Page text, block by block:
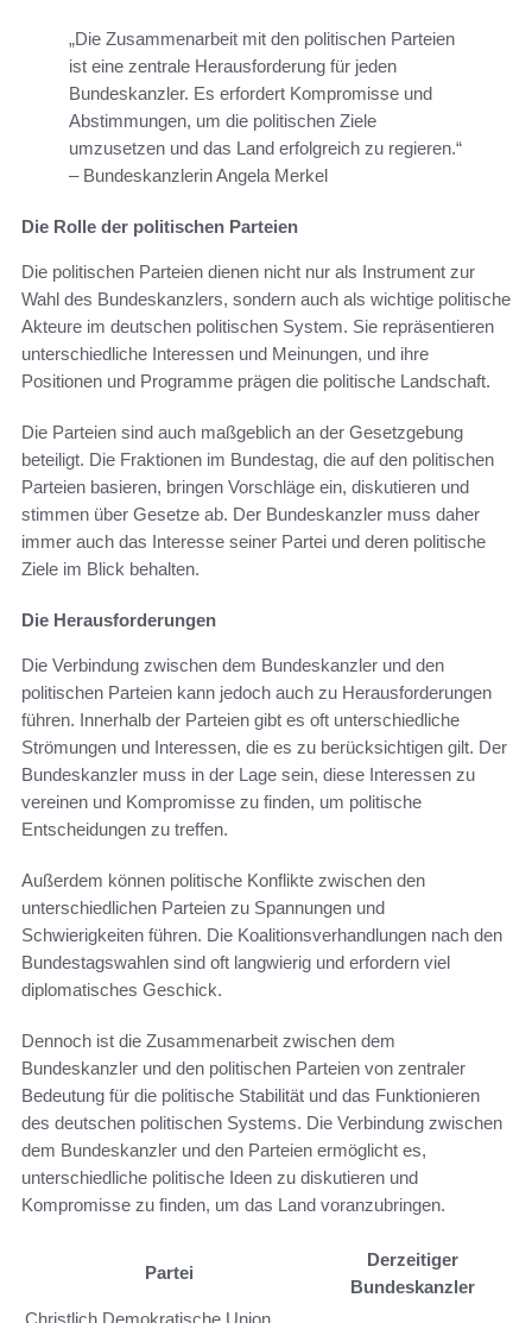
„Die Zusammenarbeit mit den politischen Parteien
ist eine zentrale Herausforderung für jeden
Bundeskanzler. Es erfordert Kompromisse und
Abstimmungen, um die politischen Ziele
umzusetzen und das Land erfolgreich zu regieren.“
– Bundeskanzlerin Angela Merkel
Die Rolle der politischen Parteien
Die politischen Parteien dienen nicht nur als Instrument zur
Wahl des Bundeskanzlers, sondern auch als wichtige politische
Akteure im deutschen politischen System. Sie repräsentieren
unterschiedliche Interessen und Meinungen, und ihre
Positionen und Programme prägen die politische Landschaft.
Die Parteien sind auch maßgeblich an der Gesetzgebung
beteiligt. Die Fraktionen im Bundestag, die auf den politischen
Parteien basieren, bringen Vorschläge ein, diskutieren und
stimmen über Gesetze ab. Der Bundeskanzler muss daher
immer auch das Interesse seiner Partei und deren politische
Ziele im Blick behalten.
Die Herausforderungen
Die Verbindung zwischen dem Bundeskanzler und den
politischen Parteien kann jedoch auch zu Herausforderungen
führen. Innerhalb der Parteien gibt es oft unterschiedliche
Strömungen und Interessen, die es zu berücksichtigen gilt. Der
Bundeskanzler muss in der Lage sein, diese Interessen zu
vereinen und Kompromisse zu finden, um politische
Entscheidungen zu treffen.
Außerdem können politische Konflikte zwischen den
unterschiedlichen Parteien zu Spannungen und
Schwierigkeiten führen. Die Koalitionsverhandlungen nach den
Bundestagswahlen sind oft langwierig und erfordern viel
diplomatisches Geschick.
Dennoch ist die Zusammenarbeit zwischen dem
Bundeskanzler und den politischen Parteien von zentraler
Bedeutung für die politische Stabilität und das Funktionieren
des deutschen politischen Systems. Die Verbindung zwischen
dem Bundeskanzler und den Parteien ermöglicht es,
unterschiedliche politische Ideen zu diskutieren und
Kompromisse zu finden, um das Land voranzubringen.
Partei
Derzeitiger
Bundeskanzler